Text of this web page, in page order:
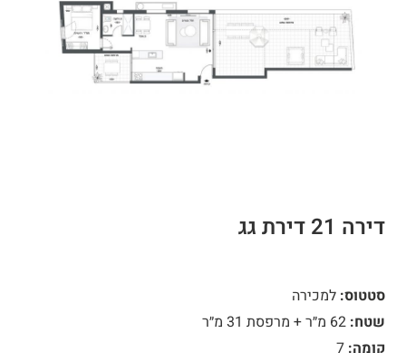
דירה 21 דירת גג
סטטוס: למכירה
שטח: 62 מ״ר + מרפסת 31 מ״ר
קומה: 7